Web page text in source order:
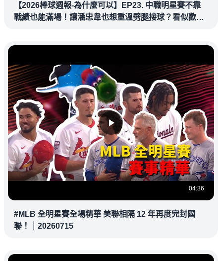
【2026棒球週報-為什麼可以】EP23. 中職明星賽不靠
戰績也能滿場！讓潘忠韋也想重溫劈腿接球？看似歡樂
04:36
#MLB 全明星賽全場精華 美聯相隔 12 年再度完封國
聯！｜20260715